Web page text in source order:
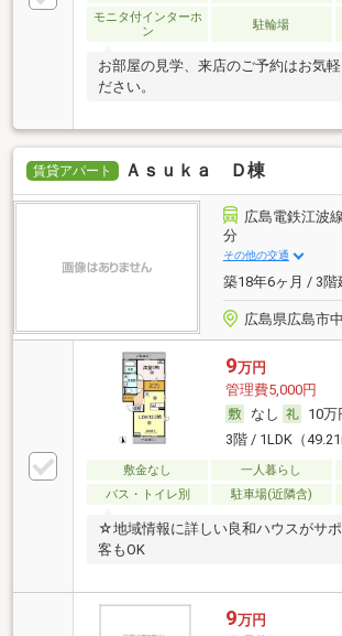
モニタ付インターホ
ン
駐輪場
お部屋の見学、来店のご予約はお気軽
ださい。
賃貸アパート Ａｓｕｋａ Ｄ棟
広島電鉄江波
分
その他の交通
築18年6ヶ月 / 3階
広島県広島市
9万円
管理費5,000円
なし
10万
3階 / 1LDK（
敷金なし 一人暮らし
バス・トイレ別
駐車場(近隣含)
☆地域情報に詳しい良和ハウスがサ
客もOK
9万円